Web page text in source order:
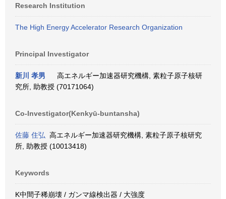
Research Institution
The High Energy Accelerator Research Organization
Principal Investigator
新川 孝男
高エネルギー加速器研究機構, 素粒子原子核研
究所, 助教授 (70171064)
Co-Investigator(Kenkyū-buntansha)
佐藤 住弘 高エネルギー加速器研究機構, 素粒子原子核研究
所, 助教授 (10013418)
Keywords
K中間子稀崩壊 / ガンマ線検出器 / 大強度